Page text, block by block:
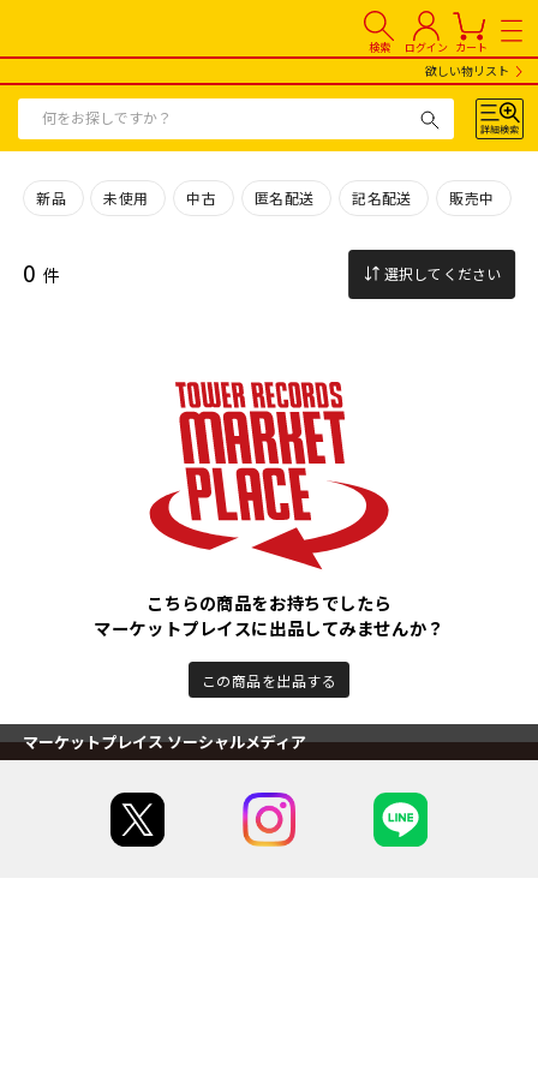
検索 ログイン カート
欲しい物リスト
新品 未使用 中古 匿名配送 記名配送 販売中
0 件 選択してください
こちらの商品をお持ちでしたら
マーケットプレイスに出品してみませんか？
この商品を出品する
マーケットプレイス ソーシャルメディア